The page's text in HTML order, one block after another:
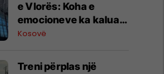
e Vlorës: Koha e
emocioneve ka kaluar,
do t’i drejtohemi
drejtësisë
Kosovë
Treni përplas një